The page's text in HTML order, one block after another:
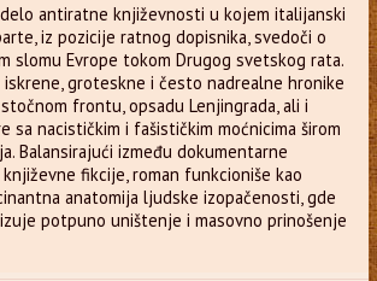
antiratne književnosti u kojem italijanski
iz pozicije ratnog dopisnika, svedoči o
slomu Evrope tokom Drugog svetskog rata.
groteskne i često nadrealne hronike
frontu, opsadu Lenjingrada, ali i
sa nacističkim i fašističkim moćnicima širom
Balansirajući između dokumentarne
fikcije, roman funkcioniše kao
anatomija ljudske izopačenosti, gde
potpuno uništenje i masovno prinošenje